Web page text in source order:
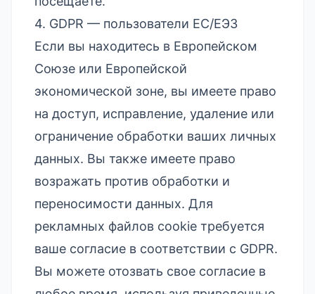
4. GDPR — пользователи ЕС/ЕЭЗ
Если вы находитесь в Европейском
Союзе или Европейской
экономической зоне, вы имеете право
на доступ, исправление, удаление или
ограничение обработки ваших личных
данных. Вы также имеете право
возражать против обработки и
переносимости данных. Для
рекламных файлов cookie требуется
ваше согласие в соответствии с GDPR.
Вы можете отозвать свое согласие в